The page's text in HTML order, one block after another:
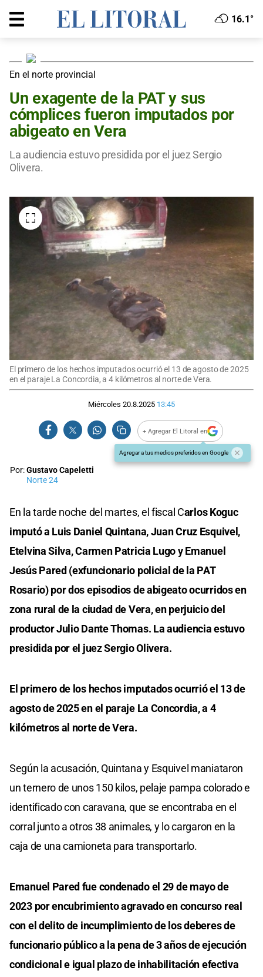
16.1°
En el norte provincial
Un exagente de la PAT y sus
cómplices fueron imputados por
abigeato en Vera
La audiencia estuvo presidida por el juez Sergio
Olivera.
El primero de los hechos imputados ocurrió el 13 de agosto de 2025
en el paraje La Concordia, a 4 kilómetros al norte de Vera.
Miércoles 20.8.2025 13:45
+ Agregar El Litoral en
Agregar a tus medios preferidos en Google
Por:Gustavo Capeletti
Norte 24
En la tarde noche del martes, el fiscal Carlos Koguc
imputó a Luis Daniel Quintana, Juan Cruz Esquivel,
Etelvina Silva, Carmen Patricia Lugo y Emanuel
Jesús Pared (exfuncionario policial de la PAT
Rosario) por dos episodios de abigeato ocurridos en
zona rural de la ciudad de Vera, en perjuicio del
productor Julio Dante Thomas. La audiencia estuvo
presidida por el juez Sergio Olivera.
El primero de los hechos imputados ocurrió el 13 de
agosto de 2025 en el paraje La Concordia, a 4
kilómetros al norte de Vera.
Según la acusación, Quintana y Esquivel maniataron
un ternero de unos 150 kilos, pelaje pampa colorado e
identificado con caravana, que se encontraba en el
corral junto a otros 38 animales, y lo cargaron en la
caja de una camioneta para transportarlo.
Emanuel Pared fue condenado el 29 de mayo de
2023 por encubrimiento agravado en concurso real
con el delito de incumplimiento de los deberes de
funcionario público a la pena de 3 años de ejecución
condicional e igual plazo de inhabilitación efectiva